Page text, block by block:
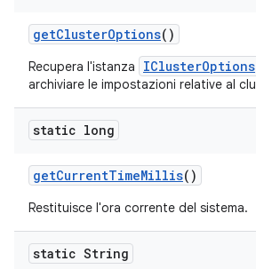
getClusterOptions()
Recupera l'istanza IClusterOptions
archiviare le impostazioni relative al
static long
getCurrentTimeMillis()
Restituisce l'ora corrente del sistema.
static String